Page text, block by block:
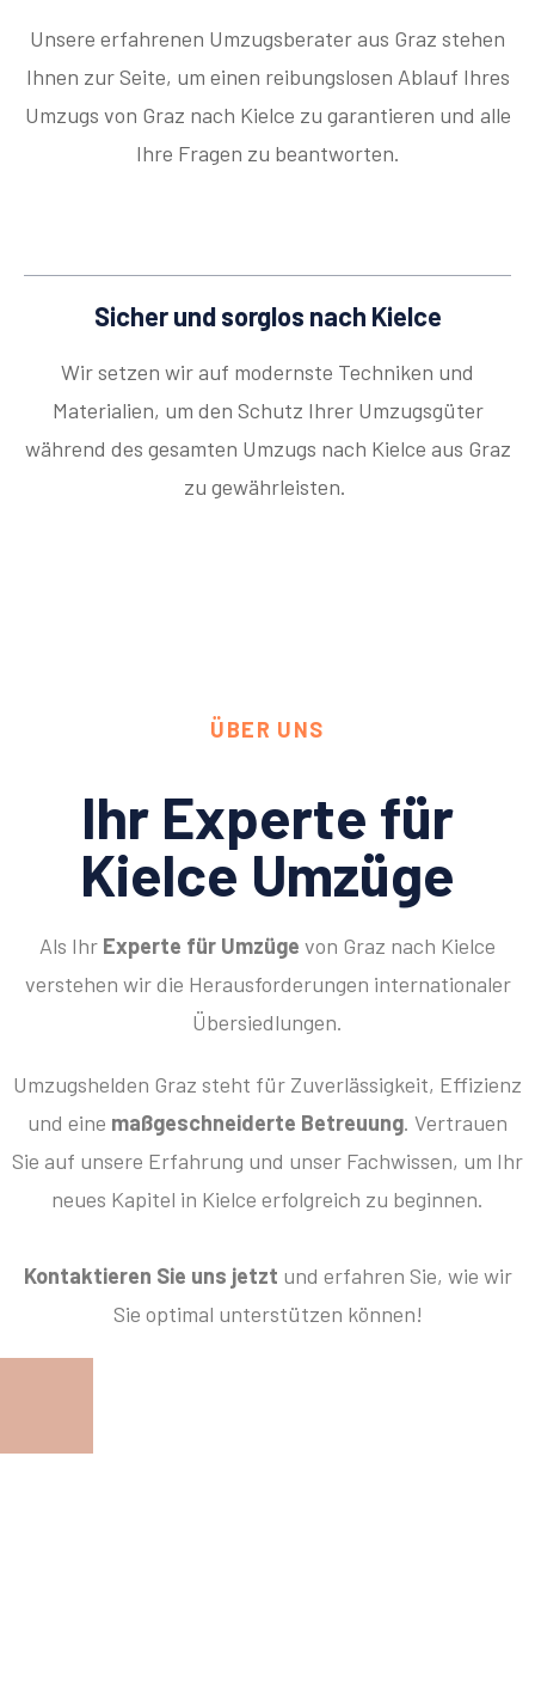
Unsere erfahrenen Umzugsberater aus Graz stehen
Ihnen zur Seite, um einen reibungslosen Ablauf Ihres
Umzugs von Graz nach Kielce zu garantieren und alle
Ihre Fragen zu beantworten.
Sicher und sorglos nach Kielce
Wir setzen wir auf modernste Techniken und
Materialien, um den Schutz Ihrer Umzugsgüter
während des gesamten Umzugs nach Kielce aus Graz
zu gewährleisten.
ÜBER UNS
Ihr Experte für
Kielce Umzüge
Als Ihr Experte für Umzüge von Graz nach Kielce
verstehen wir die Herausforderungen internationaler
Übersiedlungen.
Umzugshelden Graz steht für Zuverlässigkeit, Effizienz
und eine maßgeschneiderte Betreuung. Vertrauen
Sie auf unsere Erfahrung und unser Fachwissen, um Ihr
neues Kapitel in Kielce erfolgreich zu beginnen.
Kontaktieren Sie uns jetzt und erfahren Sie, wie wir
Sie optimal unterstützen können!